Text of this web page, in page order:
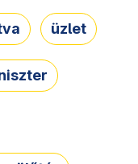
üzlet